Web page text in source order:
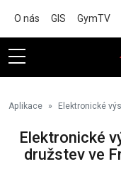
O nás GIS GymTV
Aplikace Elektronické
Elektronické
družstev ve